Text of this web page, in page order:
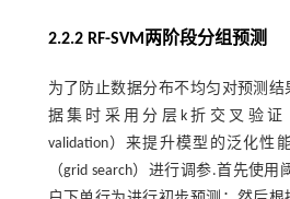
2.2.2 RF-SVM两阶段分组预测
为了防止数据分布不均匀对预测
据集时采用分层k折交叉验证（
validation）来提升模型的泛化性
（grid search）进行调参.首先使用